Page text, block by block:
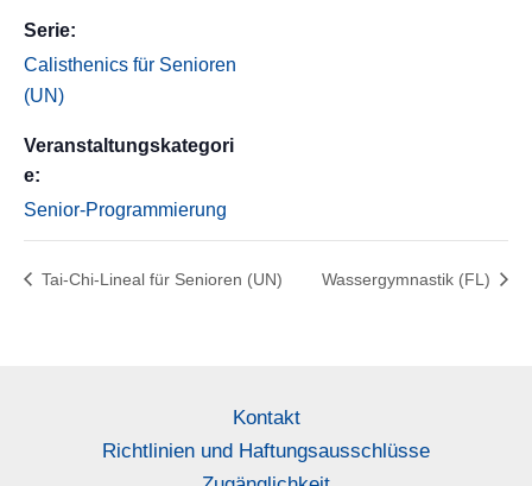
Serie:
Calisthenics für Senioren
(UN)
Veranstaltungskategori
e:
Senior-Programmierung
Tai-Chi-Lineal für Senioren (UN) Wassergymnastik (FL)
Kontakt
Richtlinien und Haftungsausschlüsse